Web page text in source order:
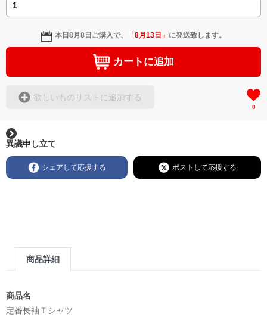
本日8月8日 ご購入で、 「8月13日 」 に発送致します。
カートに追加
欲しいものリストに追加する
0
異議申し立て
シェアして応援する ポストして応援する
商品詳細
商品名
定番長袖Ｔシャツ